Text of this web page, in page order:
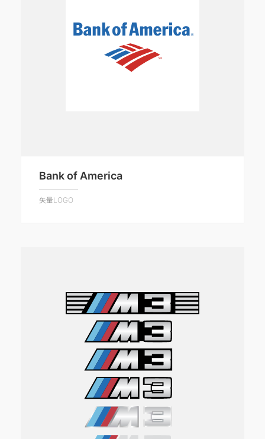
Bank of America
矢量LOGO